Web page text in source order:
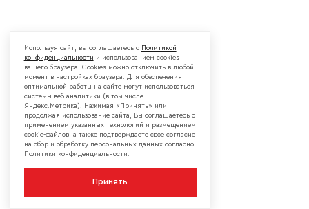
Используя сайт, вы соглашаетесь с Политикой
конфиденциальности и использованием cookies
вашего браузера. Cookies можно отключить в любой
момент в настройках браузера. Для обеспечения
оптимальной работы на сайте могут использоваться
системы веб-аналитики (в том числе
Яндекс.Метрика). Нажимая «Принять» или
продолжая использование сайта, Вы соглашаетесь с
применением указанных технологий и размещением
cookie-файлов, а также подтверждаете свое согласие
на сбор и обработку персональных данных согласно
Политики конфиденциальности.
Принять